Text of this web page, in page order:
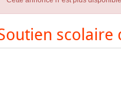
scolaire